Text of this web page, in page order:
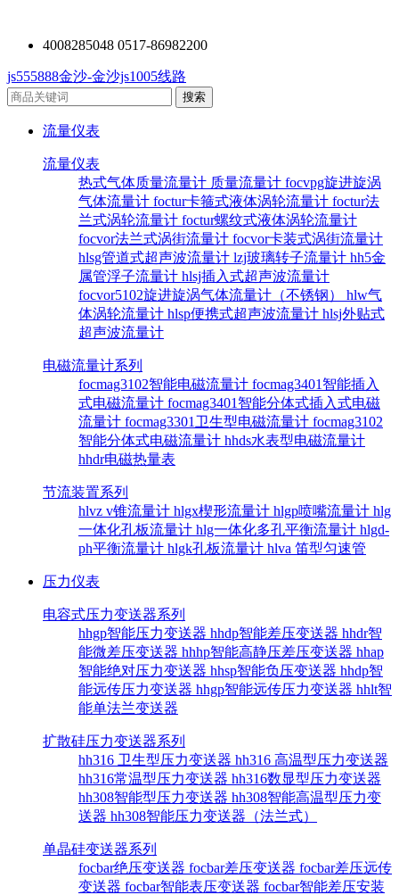
4008285048 0517-86982200
js555888金沙-金沙js1005线路
流量仪表
流量仪表
热式气体质量流量计 质量流量计 focvpg旋进旋涡
气体流量计 foctur卡箍式液体涡轮流量计 foctur法
兰式涡轮流量计 foctur螺纹式液体涡轮流量计
focvor法兰式涡街流量计 focvor卡装式涡街流量计
hlsg管道式超声波流量计 lzj玻璃转子流量计 hh5金
属管浮子流量计 hlsj插入式超声波流量计
focvor5102旋进旋涡气体流量计（不锈钢） hlw气
体涡轮流量计 hlsp便携式超声波流量计 hlsj外贴式
超声波流量计
电磁流量计系列
focmag3102智能电磁流量计 focmag3401智能插入
式电磁流量计 focmag3401智能分体式插入式电磁
流量计 focmag3301卫生型电磁流量计 focmag3102
智能分体式电磁流量计 hhds水表型电磁流量计
hhdr电磁热量表
节流装置系列
hlvz v锥流量计 hlgx楔形流量计 hlgp喷嘴流量计 hlg
一体化孔板流量计 hlg一体化多孔平衡流量计 hlgd-
ph平衡流量计 hlgk孔板流量计 hlva 笛型匀速管
压力仪表
电容式压力变送器系列
hhgp智能压力变送器 hhdp智能差压变送器 hhdr智
能微差压变送器 hhhp智能高静压差压变送器 hhap
智能绝对压力变送器 hhsp智能负压变送器 hhdp智
能远传压力变送器 hhgp智能远传压力变送器 hhlt智
能单法兰变送器
扩散硅压力变送器系列
hh316 卫生型压力变送器 hh316 高温型压力变送器
hh316常温型压力变送器 hh316数显型压力变送器
hh308智能型压力变送器 hh308智能高温型压力变
送器 hh308智能压力变送器（法兰式）
单晶硅变送器系列
focbar绝压变送器 focbar差压变送器 focbar差压远传
变送器 focbar智能表压变送器 focbar智能差压安装